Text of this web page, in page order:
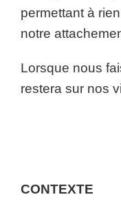
permettant à
notre
Lorsque nous
restera sur nos
CONTEXTE